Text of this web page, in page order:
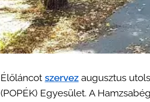
Élőláncot szervez augusztus
(POPÉK) Egyesület. A